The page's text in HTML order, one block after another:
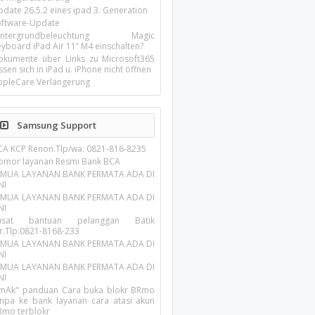
26.5.2 eines ipad 3. Generation
Update
Magic
iPad Air 11’’ M4 einschalten?
über Links zu Microsoft365
sich in iPad u. iPhone nicht öffnen
Verlängerung
Samsung Support
KCP Renon.Tlp/wa: 0821-816-8235
layanan Resmi Bank BCA
LAYANAN BANK PERMATA ADA DI
LAYANAN BANK PERMATA ADA DI
bantuan pelanggan Batik
8168-233
LAYANAN BANK PERMATA ADA DI
LAYANAN BANK PERMATA ADA DI
panduan Cara buka blokr BRmo
ke bank layanan cara atasi akun
terblokr